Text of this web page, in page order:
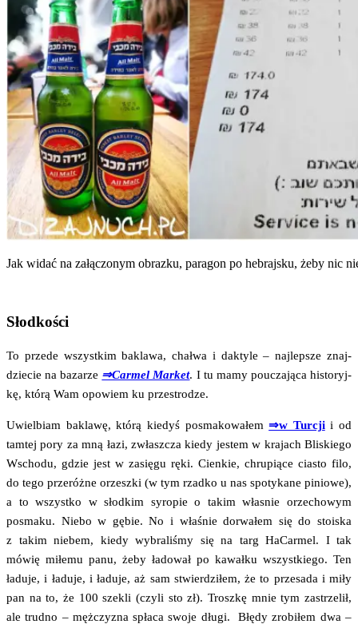
Jak widać na załą­czo­nym obraz­ku, para­gon po hebraj­sku, żeby nic
Słodkości
To przede wszyst­kim bakla­wa, chał­wa i dak­ty­le – naj­lep­sze znaj­
dzie­cie na baza­rze ⇒Car­mel Mar­ket. I tu mamy poucza­ją­ca histo­ryj­
kę, któ­rą Wam opo­wiem ku przestrodze.
Uwiel­biam bakla­wę, któ­rą kie­dyś posma­ko­wa­łem⇒w Tur­cjii od
tam­tej pory za mną łazi, zwłasz­cza kie­dy jestem w kra­jach Bli­skie­go
Wscho­du, gdzie jest w zasię­gu ręki. Cien­kie, chru­pią­ce cia­sto filo,
do tego prze­róż­ne orzesz­ki (w tym rzad­ko u nas spo­ty­ka­ne pinio­we),
a to wszyst­ko w słod­kim syro­pie o takim wła­snie orze­cho­wym
posma­ku. Nie­bo w gębie. No i wła­śnie dorwa­łem się do sto­iska
z takim nie­bem, kie­dy wybra­li­śmy się na targ HaCar­mel. I tak
mówię miłe­mu panu, żeby łado­wał po kawał­ku wszyst­kie­go. Ten
ładu­je, i ładu­je, i ładu­je, aż sam stwier­dzi­łem, że to prze­sa­da i miły
pan na to, że 100 sze­kli (czy­li sto zł). Trosz­kę mnie tym zastrze­lił,
ale trud­no – męż­czy­zna spła­ca swo­je dłu­gi. Błę­dy zro­bi­łem dwa –